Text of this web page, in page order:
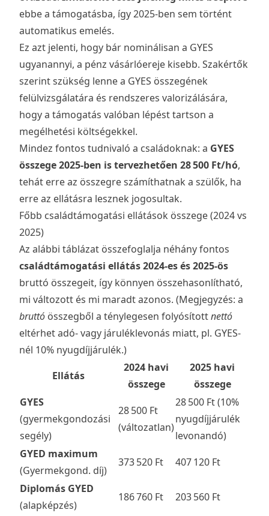
ebbe a támogatásba, így 2025-ben sem történt
automatikus emelés.
Ez azt jelenti, hogy bár nominálisan a GYES
ugyanannyi, a pénz vásárlóereje kisebb. Szakértők
szerint szükség lenne a GYES összegének
felülvizsgálatára és rendszeres valorizálására,
hogy a támogatás valóban lépést tartson a
megélhetési költségekkel.
Mindez fontos tudnivaló a családoknak: a GYES
összege 2025-ben is tervezhetően 28 500 Ft/hó,
tehát erre az összegre számíthatnak a szülők, ha
erre az ellátásra lesznek jogosultak.
Főbb családtámogatási ellátások összege (2024 vs
2025)
Az alábbi táblázat összefoglalja néhány fontos
családtámogatási ellátás 2024-es és 2025-ös
bruttó összegeit, így könnyen összehasonlítható,
mi változott és mi maradt azonos. (Megjegyzés: a
bruttó összegből a ténylegesen folyósítottnettó
eltérhet adó- vagy járuléklevonás miatt, pl. GYES-
nél 10% nyugdíjjárulék.)
Ellátás
2024 havi
összege
2025 havi
összege
GYES
(gyermekgondozási
segély)
28 500 Ft
(változatlan)
28 500 Ft (10%
nyugdíjjárulék
levonandó)
GYED maximum
(Gyermekgond. díj)
373 520 Ft
407 120 Ft
Diplomás GYED
(alapképzés)
186 760 Ft
203 560 Ft